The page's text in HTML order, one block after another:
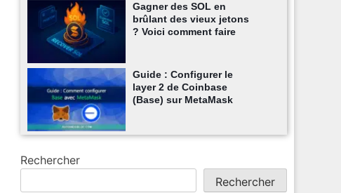
Gagner des SOL en
brûlant des vieux jetons
? Voici comment faire
Guide : Configurer le
layer 2 de Coinbase
(Base) sur MetaMask
Rechercher
Rechercher